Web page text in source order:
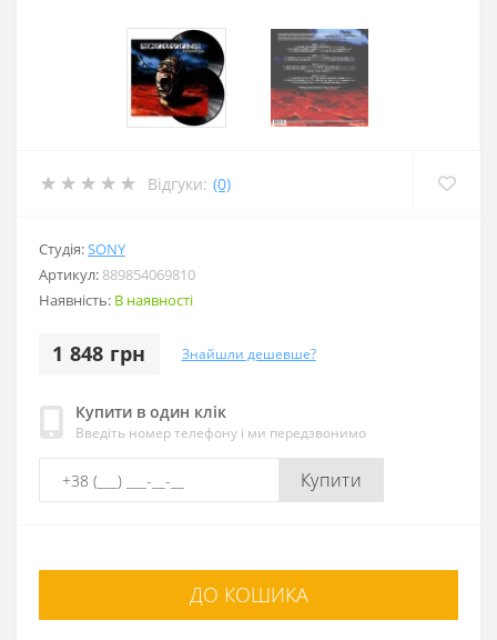
Відгуки: (0)
Студія:SONY
Артикул: 889854069810
Наявність: В наявності
1 848 грн Знайшли дешевше?
Купити в один клік
Введіть номер телефону і ми передзвонимо
Купити
ДО КОШИКА